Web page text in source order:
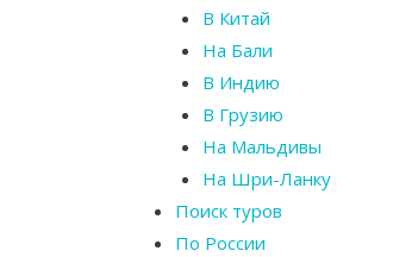
В Китай
На Бали
В Индию
В Грузию
На Мальдивы
На Шри-Ланку
Поиск туров
По России